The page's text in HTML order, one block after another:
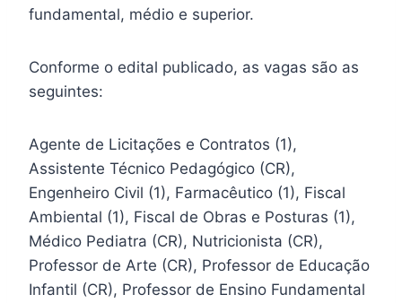
fundamental, médio e superior.
Conforme o edital publicado, as vagas são as
seguintes:
Agente de Licitações e Contratos (1),
Assistente Técnico Pedagógico (CR),
Engenheiro Civil (1), Farmacêutico (1), Fiscal
Ambiental (1), Fiscal de Obras e Posturas (1),
Médico Pediatra (CR), Nutricionista (CR),
Professor de Arte (CR), Professor de Educação
Infantil (CR), Professor de Ensino Fundamental